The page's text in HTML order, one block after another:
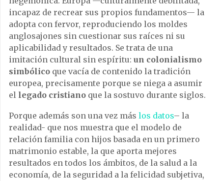
incapaz de recrear sus propios fundamentos— la
adopta con fervor, reproduciendo los moldes
anglosajones sin cuestionar sus raíces ni su
aplicabilidad y resultados. Se trata de una
imitación cultural sin espíritu: un colonialismo
simbólico que vacía de contenido la tradición
europea, precisamente porque se niega a asumir
el legado cristiano que la sostuvo durante siglos.
Porque además son una vez más los datos– la
realidad- que nos muestra que el modelo de
relación familia con hijos basada en un primero
matrimonio estable, la que aporta mejores
resultados en todos los ámbitos, de la salud a la
economía, de la seguridad a la felicidad subjetiva,